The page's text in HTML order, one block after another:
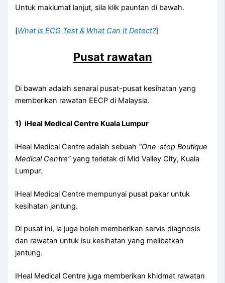
Untuk maklumat lanjut, sila klik pauntan di bawah.
[What is ECG Test & What Can It Detect?]
Pusat rawatan
Di bawah adalah senarai pusat-pusat kesihatan yang
memberikan rawatan EECP di Malaysia.
1) iHeal Medical Centre Kuala Lumpur
iHeal Medical Centre adalah sebuah “One-stop Boutique
Medical Centre” yang terletak di Mid Valley City, Kuala
Lumpur.
iHeal Medical Centre mempunyai pusat pakar untuk
kesihatan jantung.
Di pusat ini, ia juga boleh memberikan servis diagnosis
dan rawatan untuk isu kesihatan yang melibatkan
jantung.
IHeal Medical Centre juga memberikan khidmat rawatan